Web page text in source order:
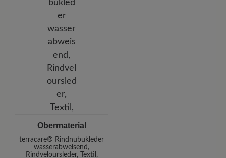
Obermaterial
terracare® Rindnubukleder
wasserabweisend,
Rindveloursleder, Textil,